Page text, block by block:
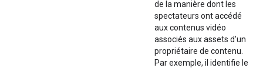
de la manière dont les
spectateurs ont accédé
aux contenus vidéo
associés aux assets d'un
propriétaire de contenu.
Par exemple, il identifie le